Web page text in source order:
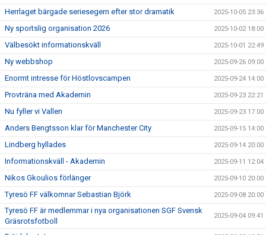
Herrlaget bärgade seriesegern efter stor dramatik 2025-10-05 23:36
Ny sportslig organisation 2026 2025-10-02 18:00
Välbesökt informationskväll 2025-10-01 22:49
Ny webbshop 2025-09-26 09:00
Enormt intresse för Höstlovscampen 2025-09-24 14:00
Provträna med Akademin 2025-09-23 22:21
Nu fyller vi Vallen 2025-09-23 17:00
Anders Bengtsson klar för Manchester City 2025-09-15 14:00
Lindberg hyllades 2025-09-14 20:00
Informationskväll - Akademin 2025-09-11 12:04
Nikos Gkoulios förlänger 2025-09-10 20:00
Tyresö FF välkomnar Sebastian Björk 2025-09-08 20:00
Tyresö FF är medlemmar i nya organisationen SGF Svensk
Gräsrotsfotboll
2025-09-04 09:41